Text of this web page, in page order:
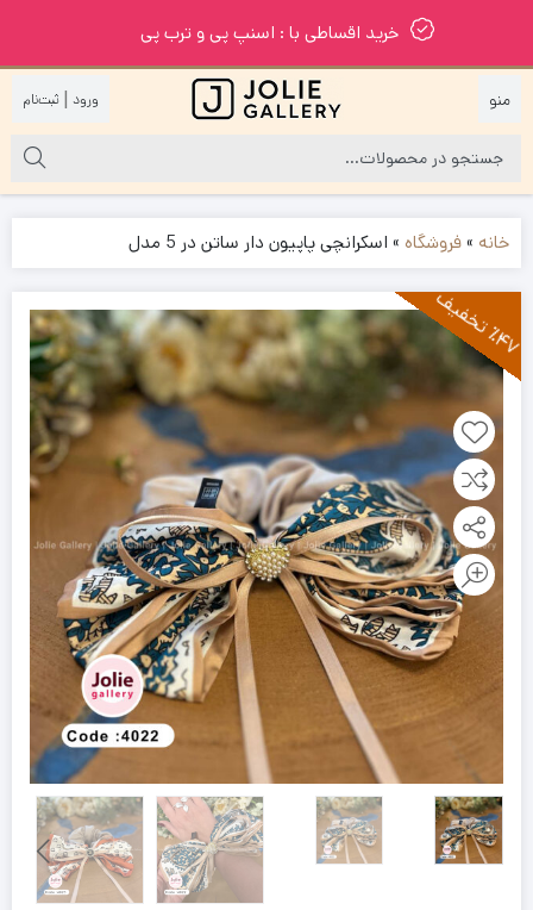
خرید اقساطی با : اسنپ پی و ترب پی
|
خانه »فروشگاه » اسکرانچی پاپیون دار ساتن در 5 مدل
٪4
7
ت
خ
ف
یف